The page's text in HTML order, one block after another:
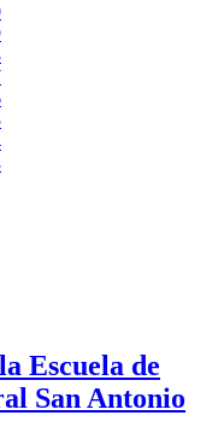
Escuela de
San Antonio